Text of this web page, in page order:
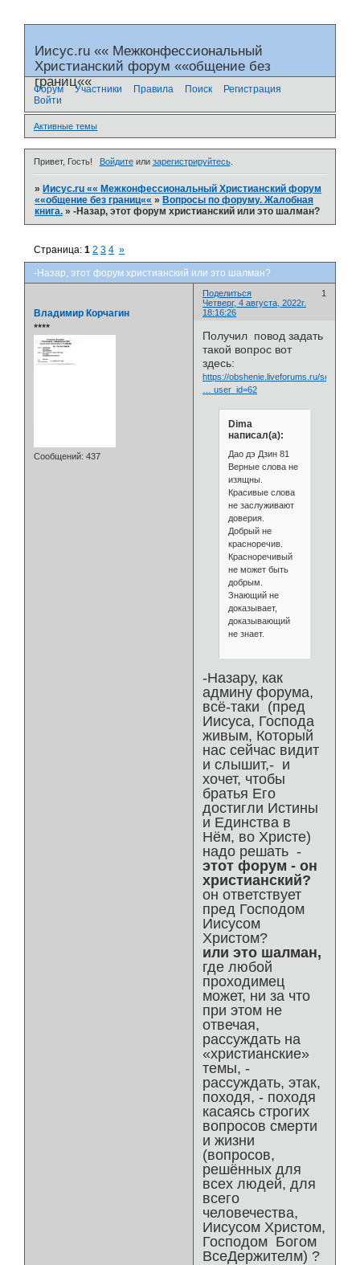
Иисус.ru «« Межконфессиональный
Христианский форум ««общение без
границ««
Форум Участники Правила Поиск
Регистрация
Войти
Активные темы
Привет, Гость! Войдитеили зарегистрируйтесь.
»Иисус.ru «« Межконфессиональный Христианский форум
««общение без границ«« »Вопросы по форуму. Жалобная
книга. »-Назар, этот форум христианский или это шалман?
-Назар, этот форум христианский или это шалман?
Страница:1 2 3 4 »
Поделиться
1
Четверг, 4 августа, 2022г.
18:16:26
Владимир Корчагин
⭒⭒⭒⭒
Сообщений: 437
Получил повод задать
такой вопрос вот
здесь:
https://obshenie.liveforums.ru/search.p
… user_id=62
Dima
написал(а):
Дао дэ Дзин 81
Верные слова не
изящны.
Красивые слова
не заслуживают
доверия.
Добрый не
красноречив.
Красноречивый
не может быть
добрым.
Знающий не
доказывает,
доказывающий
не знает.
-Назару, как
админу форума,
всё-таки (пред
Иисуса, Господа
живым, Который
нас сейчас видит
и слышит,- и
хочет, чтобы
братья Его
достигли Истины
и Единства в
Нём, во Христе)
надо решать -
этот форум - он
христианский?
он ответствует
пред Господом
Иисусом
Христом?
или это шалман,
где любой
проходимец
может, ни за что
при этом не
отвечая,
рассуждать на
«христианские»
темы, -
рассуждать, этак,
походя, - походя
касаясь строгих
вопросов смерти
и жизни
(вопросов,
решённых для
всех людей, для
всего
человечества,
Иисусом Христом,
Господом Богом
ВсеДержителм) ?